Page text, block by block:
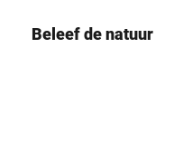
Beleef de natuur